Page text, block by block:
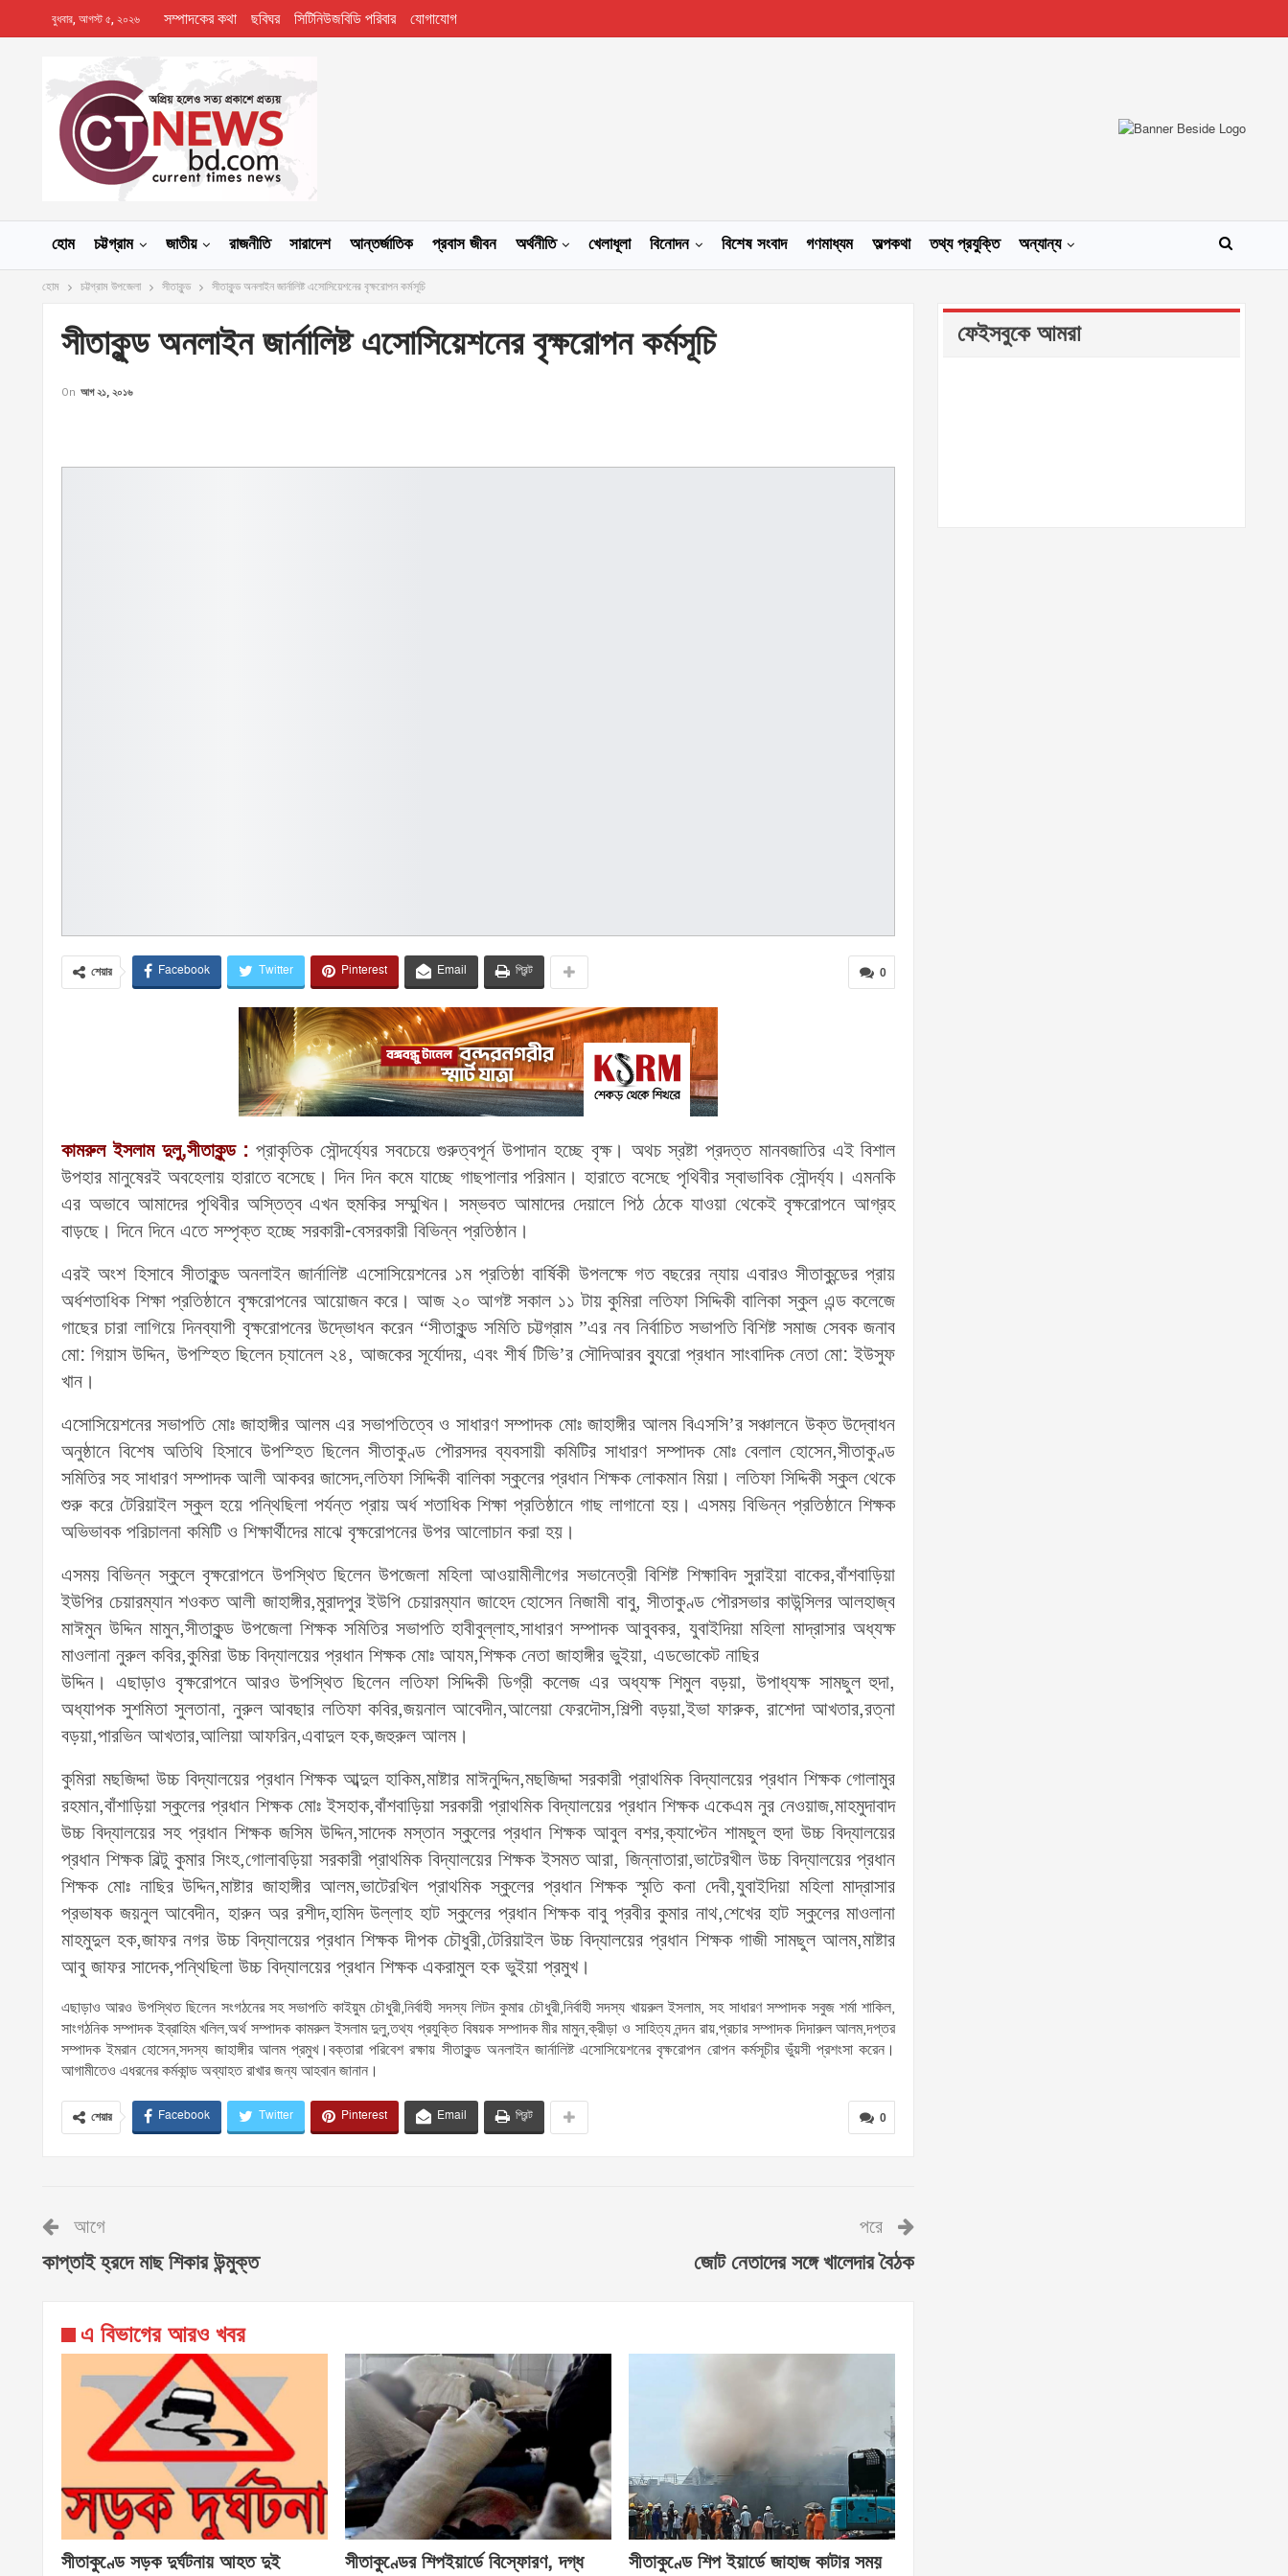
বুধবার, আগস্ট ৫, ২০২৬ সম্পাদকের কথা ছবিঘর সিটিনিউজবিডি পরিবার যোগাযোগ
হোম চট্টগ্রাম জাতীয় রাজনীতি সারাদেশ আন্তর্জাতিক প্রবাস জীবন অর্থনীতি খেলাধূলা বিনোদন বিশেষ সংবাদ গণমাধ্যম অল্পকথা তথ্য প্রযুক্তি অন্যান্য
হোম চট্টগ্রাম উপজেলা সীতাকুন্ড সীতাকুন্ড অনলাইন জার্নালিষ্ট এসোসিয়েশনের বৃক্ষরোপন কর্মসূচি
সীতাকুন্ড অনলাইন জার্নালিষ্ট এসোসিয়েশনের বৃক্ষরোপন কর্মসূচি
On আগ ২১, ২০১৬
0
শেয়ার Facebook Twitter Pinterest Email প্রিন্ট
কামরুল ইসলাম দুলু,সীতাকুন্ড : প্রাকৃতিক সৌন্দর্য্যের সবচেয়ে গুরুত্বপূর্ন উপাদান হচ্ছে বৃক্ষ। অথচ স্রষ্টা প্রদত্ত মানবজাতির এই বিশাল
উপহার মানুষেরই অবহেলায় হারাতে বসেছে। দিন দিন কমে যাচ্ছে গাছপালার পরিমান। হারাতে বসেছে পৃথিবীর স্বাভাবিক সৌন্দর্য্য। এমনকি
এর অভাবে আমাদের পৃথিবীর অস্তিত্ব এখন হুমকির সম্মুখিন। সম্ভবত আমাদের দেয়ালে পিঠ ঠেকে যাওয়া থেকেই বৃক্ষরোপনে আগ্রহ
বাড়ছে। দিনে দিনে এতে সম্পৃক্ত হচ্ছে সরকারী-বেসরকারী বিভিন্ন প্রতিষ্ঠান।
এরই অংশ হিসাবে সীতাকুন্ড অনলাইন জার্নালিষ্ট এসোসিয়েশনের ১ম প্রতিষ্ঠা বার্ষিকী উপলক্ষে গত বছরের ন্যায় এবারও সীতাকুন্ডের প্রায়
অর্ধশতাধিক শিক্ষা প্রতিষ্ঠানে বৃক্ষরোপনের আয়োজন করে। আজ ২০ আগষ্ট সকাল ১১ টায় কুমিরা লতিফা সিদ্দিকী বালিকা স্কুল এন্ড কলেজে
গাছের চারা লাগিয়ে দিনব্যাপী বৃক্ষরোপনের উদ্ভোধন করেন “সীতাকুন্ড সমিতি চট্টগ্রাম ”এর নব নির্বাচিত সভাপতি বিশিষ্ট সমাজ সেবক জনাব
মো: গিয়াস উদ্দিন, উপস্হিত ছিলেন চ্যানেল ২৪, আজকের সূর্যোদয়, এবং শীর্ষ টিভি’র সৌদিআরব ব্যুরো প্রধান সাংবাদিক নেতা মো: ইউসুফ
খান।
এসোসিয়েশনের সভাপতি মোঃ জাহাঙ্গীর আলম এর সভাপতিত্বে ও সাধারণ সম্পাদক মোঃ জাহাঙ্গীর আলম বিএসসি’র সঞ্চালনে উক্ত উদ্বোধন
অনুষ্ঠানে বিশেষ অতিথি হিসাবে উপস্হিত ছিলেন সীতাকুণ্ড পৌরসদর ব্যবসায়ী কমিটির সাধারণ সম্পাদক মোঃ বেলাল হোসেন,সীতাকুণ্ড
সমিতির সহ সাধারণ সম্পাদক আলী আকবর জাসেদ,লতিফা সিদ্দিকী বালিকা স্কুলের প্রধান শিক্ষক লোকমান মিয়া। লতিফা সিদ্দিকী স্কুল থেকে
শুরু করে টেরিয়াইল স্কুল হয়ে পন্থিছিলা পর্যন্ত প্রায় অর্ধ শতাধিক শিক্ষা প্রতিষ্ঠানে গাছ লাগানো হয়। এসময় বিভিন্ন প্রতিষ্ঠানে শিক্ষক
অভিভাবক পরিচালনা কমিটি ও শিক্ষার্থীদের মাঝে বৃক্ষরোপনের উপর আলোচান করা হয়।
এসময় বিভিন্ন স্কুলে বৃক্ষরোপনে উপস্থিত ছিলেন উপজেলা মহিলা আওয়ামীলীগের সভানেত্রী বিশিষ্ট শিক্ষাবিদ সুরাইয়া বাকের,বাঁশবাড়িয়া
ইউপির চেয়ারম্যান শওকত আলী জাহাঙ্গীর,মুরাদপুর ইউপি চেয়ারম্যান জাহেদ হোসেন নিজামী বাবু, সীতাকুণ্ড পৌরসভার কাউন্সিলর আলহাজ্ব
মাঈমুন উদ্দিন মামুন,সীতাকুন্ড উপজেলা শিক্ষক সমিতির সভাপতি হাবীবুল্লাহ,সাধারণ সম্পাদক আবুবকর, যুবাইদিয়া মহিলা মাদ্রাসার অধ্যক্ষ
মাওলানা নুরুল কবির,কুমিরা উচ্চ বিদ্যালয়ের প্রধান শিক্ষক মোঃ আযম,শিক্ষক নেতা জাহাঙ্গীর ভুইয়া, এডভোকেট নাছির
উদ্দিন। এছাড়াও বৃক্ষরোপনে আরও উপস্থিত ছিলেন লতিফা সিদ্দিকী ডিগ্রী কলেজ এর অধ্যক্ষ শিমুল বড়য়া, উপাধ্যক্ষ সামছুল হুদা,
অধ্যাপক সুশমিতা সুলতানা, নুরুল আবছার লতিফা কবির,জয়নাল আবেদীন,আলেয়া ফেরদৌস,শিল্পী বড়য়া,ইভা ফারুক, রাশেদা আখতার,রত্না
বড়য়া,পারভিন আখতার,আলিয়া আফরিন,এবাদুল হক,জহুরুল আলম।
কুমিরা মছজিদ্দা উচ্চ বিদ্যালয়ের প্রধান শিক্ষক আব্দুল হাকিম,মাষ্টার মাঈনুদ্দিন,মছজিদ্দা সরকারী প্রাথমিক বিদ্যালয়ের প্রধান শিক্ষক গোলামুর
রহমান,বাঁশাড়িয়া স্কুলের প্রধান শিক্ষক মোঃ ইসহাক,বাঁশবাড়িয়া সরকারী প্রাথমিক বিদ্যালয়ের প্রধান শিক্ষক একেএম নুর নেওয়াজ,মাহমুদাবাদ
উচ্চ বিদ্যালয়ের সহ প্রধান শিক্ষক জসিম উদ্দিন,সাদেক মস্তান স্কুলের প্রধান শিক্ষক আবুল বশর,ক্যাপ্টেন শামছুল হুদা উচ্চ বিদ্যালয়ের
প্রধান শিক্ষক বিল্টু কুমার সিংহ,গোলাবড়িয়া সরকারী প্রাথমিক বিদ্যালয়ের শিক্ষক ইসমত আরা, জিন্নাতারা,ভাটেরখীল উচ্চ বিদ্যালয়ের প্রধান
শিক্ষক মোঃ নাছির উদ্দিন,মাষ্টার জাহাঙ্গীর আলম,ভাটেরখিল প্রাথমিক স্কুলের প্রধান শিক্ষক স্মৃতি কনা দেবী,যুবাইদিয়া মহিলা মাদ্রাসার
প্রভাষক জয়নুল আবেদীন, হারুন অর রশীদ,হামিদ উল্লাহ হাট স্কুলের প্রধান শিক্ষক বাবু প্রবীর কুমার নাথ,শেখের হাট স্কুলের মাওলানা
মাহমুদুল হক,জাফর নগর উচ্চ বিদ্যালয়ের প্রধান শিক্ষক দীপক চৌধুরী,টেরিয়াইল উচ্চ বিদ্যালয়ের প্রধান শিক্ষক গাজী সামছুল আলম,মাষ্টার
আবু জাফর সাদেক,পন্থিছিলা উচ্চ বিদ্যালয়ের প্রধান শিক্ষক একরামুল হক ভুইয়া প্রমুখ।
এছাড়াও আরও উপস্থিত ছিলেন সংগঠনের সহ সভাপতি কাইয়ুম চৌধুরী,নির্বাহী সদস্য লিটন কুমার চৌধুরী,নির্বাহী সদস্য খায়রুল ইসলাম, সহ সাধারণ সম্পাদক সবুজ শর্মা শাকিল,
সাংগঠনিক সম্পাদক ইব্রাহিম খলিল,অর্থ সম্পাদক কামরুল ইসলাম দুলু,তথ্য প্রযুক্তি বিষয়ক সম্পাদক মীর মামুন,ক্রীড়া ও সাহিত্য নন্দন রায়,প্রচার সম্পাদক দিদারুল আলম,দপ্তর
সম্পাদক ইমরান হোসেন,সদস্য জাহাঙ্গীর আলম প্রমুখ।বক্তারা পরিবেশ রক্ষায় সীতাকুন্ড অনলাইন জার্নালিষ্ট এসোসিয়েশনের বৃক্ষরোপন রোপন কর্মসূচীর ভুঁয়সী প্রশংসা করেন।
আগামীতেও এধরনের কর্মকান্ড অব্যাহত রাখার জন্য আহবান জানান।
0
শেয়ার Facebook Twitter Pinterest Email প্রিন্ট
আগে
কাপ্তাই হ্রদে মাছ শিকার উন্মুক্ত
পরে
জোট নেতাদের সঙ্গে খালেদার বৈঠক
এ বিভাগের আরও খবর
সীতাকুণ্ডে সড়ক দুর্ঘটনায় আহত দুই
সীতাকুণ্ডের শিপইয়ার্ডে বিস্ফোরণ, দগ্ধ
সীতাকুণ্ডে শিপ ইয়ার্ডে জাহাজ কাটার সময়
ফেইসবুকে আমরা